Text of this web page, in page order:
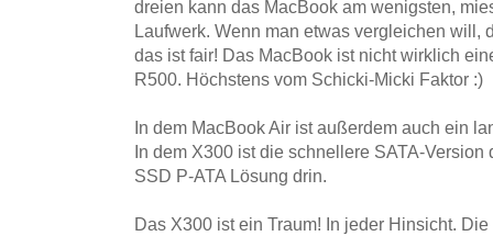
dreien kann das MacBook am wenigsten,
Laufwerk. Wenn man etwas vergleichen will,
das ist fair! Das MacBook ist nicht wirklich
R500. Höchstens vom Schicki-Micki Faktor :)
In dem MacBook Air ist außerdem auch ein
In dem X300 ist die schnellere SATA-Version
SSD P-ATA Lösung drin.
Das X300 ist ein Traum! In jeder Hinsicht.